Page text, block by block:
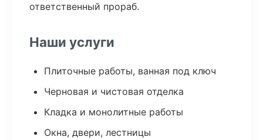
ответственный прораб.
Наши услуги
Плиточные работы, ванная под ключ
Черновая и чистовая отделка
Кладка и монолитные работы
Окна, двери, лестницы